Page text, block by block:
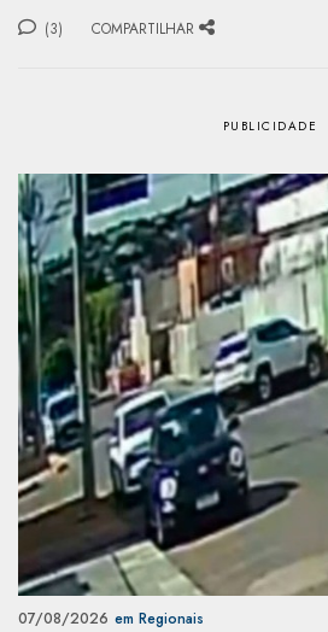
(3) COMPARTILHAR
07/08/2026 em Regionais